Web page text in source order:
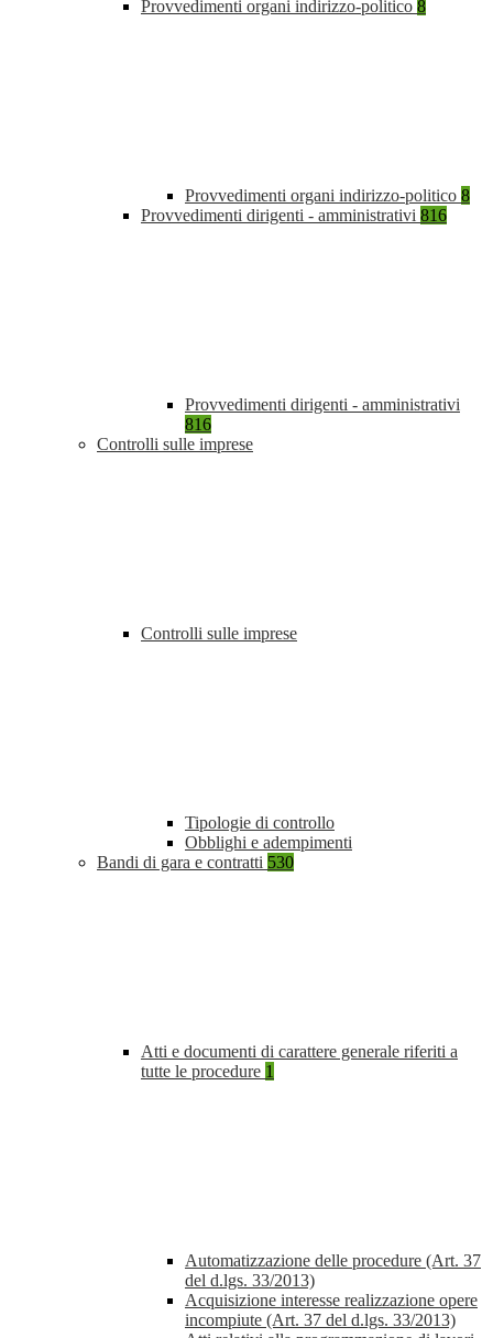
Provvedimenti organi indirizzo-politico 8
Provvedimenti organi indirizzo-politico 8
Provvedimenti dirigenti - amministrativi 816
Provvedimenti dirigenti - amministrativi
816
Controlli sulle imprese
Controlli sulle imprese
Tipologie di controllo
Obblighi e adempimenti
Bandi di gara e contratti 530
Atti e documenti di carattere generale riferiti a
tutte le procedure 1
Automatizzazione delle procedure (Art. 37
del d.lgs. 33/2013)
Acquisizione interesse realizzazione opere
incompiute (Art. 37 del d.lgs. 33/2013)